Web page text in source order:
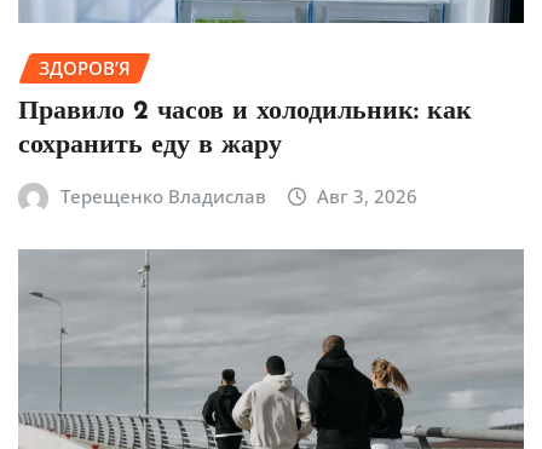
ЗДОРОВ’Я
Правило 2 часов и холодильник: как
сохранить еду в жару
Терещенко Владислав Авг 3, 2026